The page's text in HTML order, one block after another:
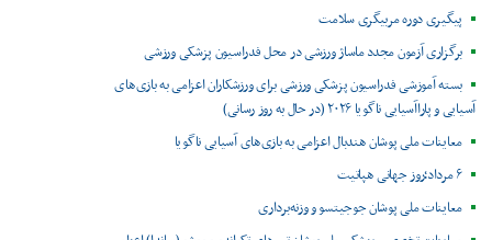
پیگیری دوره مربیگری سلامت
برگزاری آزمون مجدد ماساژ ورزشی در محل فدراسیون پزشکی ورزشی
بسته آموزشی فدراسیون پزشکی ورزشی برای ورزشکاران اعزامی به بازی‌های
آسیایی و پاراآسیایی ناگویا ۲۰۲۶ (در حال به روز رسانی)
معاینات ملی پوشان هندبال اعزامی به بازی‌های آسیایی ناگویا
۶ مرداد؛روز جهانی هپاتیت
معاینات ملی پوشان جوجیتسو و وزنه‌برداری